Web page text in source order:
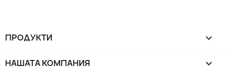
ПРОДУКТИ 
НАШАТА КОМПАНИЯ 